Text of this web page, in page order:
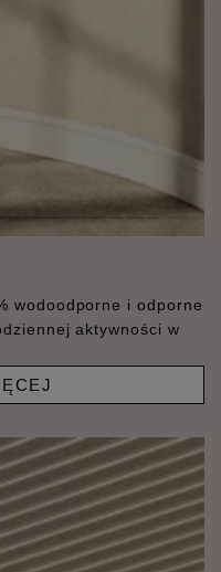
wodoodporne i odporne
aktywności w